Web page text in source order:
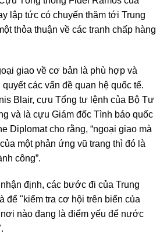
lập tức có chuyến thăm tới Trung
thỏa thuận về các tranh chấp hàng
giao về cơ bản là phù hợp và
các vấn đề quan hệ quốc tế.
Blair, cựu Tổng tư lệnh của Bộ Tư
và là cựu Giám đốc Tình báo quốc
Diplomat cho rằng, “ngoại giao mà
một phản ứng vũ trang thì đó là
công”.
định, các bước đi của Trung
để "kiểm tra cơ hội trên biển của
nào đang là điểm yếu để nước